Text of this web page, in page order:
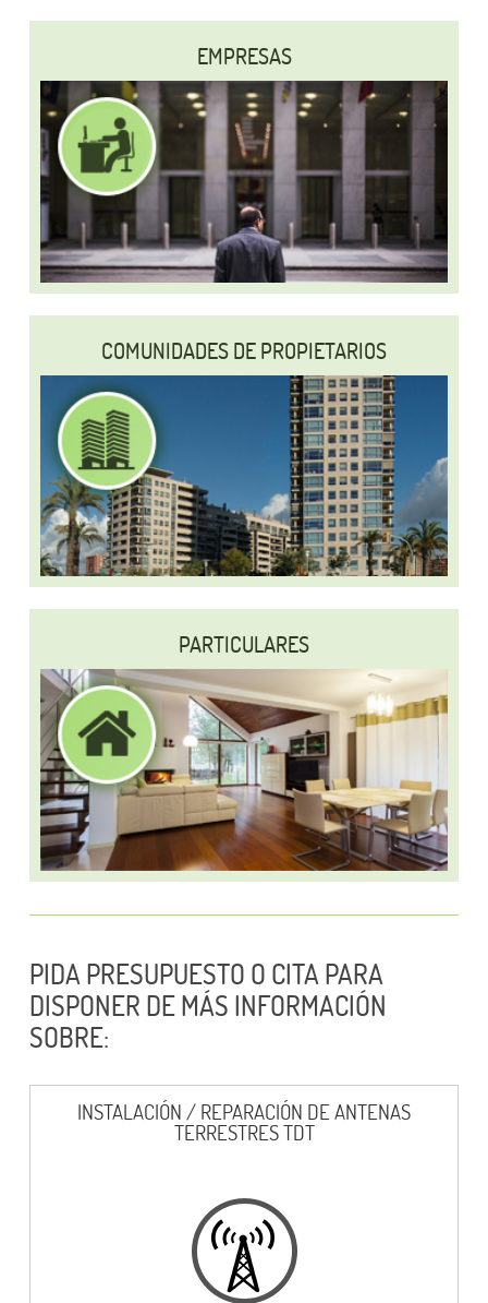
EMPRESAS
COMUNIDADES DE PROPIETARIOS
PARTICULARES
PIDA PRESUPUESTO O CITA PARA
DISPONER DE MÁS INFORMACIÓN
SOBRE:
INSTALACIÓN / REPARACIÓN DE ANTENAS
TERRESTRES TDT